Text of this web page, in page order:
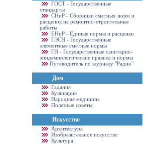
ГОСТ - Государственные
стандарты
CНиР - Сборники сметных норм и
расценок на ремонтно-строительные
работы
ЕНиР - Единые нормы и расценки
ГЭСН - Государственные
элементные сметные нормы
ГН - Государственные санитарно-
эпидемиологические правила и нормы
Путеводитель по журналу "Радио"
Дом
Гадания
Кулинария
Народная медицина
Полезные советы
Искусство
Архитектура
Изобразительное искусство
Культура